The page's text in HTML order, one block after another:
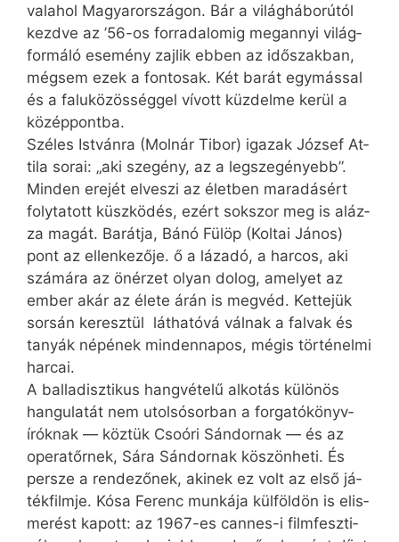
va­la­hol Ma­gyar­or­szá­gon. Bár a vi­lág­há­bo­rú­tól
kezd­ve az ’56-os for­ra­da­lo­mig meg­an­­nyi vi­lág­
for­má­ló ese­mény zaj­lik eb­ben az idő­szak­ban,
még­sem ezek a fon­to­sak. Két ba­rát egy­más­sal
és a fa­lu­kö­zös­ség­gel ví­vott küz­del­me ke­rül a
kö­zép­pont­ba.
Szé­les Ist­ván­ra (Mol­nár Ti­bor) iga­zak Jó­zsef At­
ti­la so­rai: „aki sze­gény, az a leg­sze­gé­nyebb”.
Min­den ere­jét el­ve­szi az élet­ben ma­ra­dá­sért
foly­ta­tott küsz­kö­dés, ezért sok­szor meg is aláz­
za ma­gát. Ba­rát­ja, Bá­nó Fü­löp (Koltai Já­nos)
pont az el­len­ke­ző­je. ő a lá­za­dó, a har­cos, aki
szá­má­ra az ön­ér­zet olyan do­log, ame­lyet az
em­ber akár az éle­te árán is meg­véd. Ket­te­jük
sor­sán ke­resz­tül lát­ha­tó­vá vá­lnak a fal­vak és
ta­nyák nép­ének min­den­na­pos, még­is tör­té­nel­mi
har­cai.
A balladisztikus hang­vé­te­lű al­ko­tás kü­lö­nös
han­gu­la­tát nem utol­sósor­ban a for­ga­tó­könyv­
írók­nak — köz­tük Csoóri Sán­dor­nak — és az
ope­ra­tőr­nek, Sá­ra Sán­dor­nak kö­szön­he­ti. És
per­sze a ren­de­ző­nek, aki­nek ez volt az el­ső já­
ték­film­je. Kósa Fe­renc mun­ká­ja kül­föld­ön is el­is­
me­rést ka­pott: az 1967-es cannes­-i film­fesz­ti­